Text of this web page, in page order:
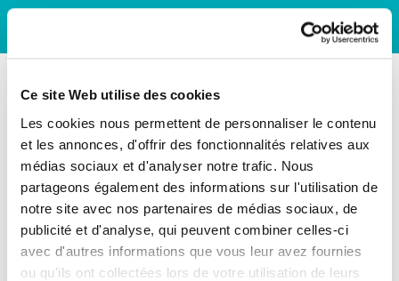
Ce site Web utilise des cookies
Les cookies nous permettent de personnaliser le contenu
et les annonces, d'offrir des fonctionnalités relatives aux
médias sociaux et d'analyser notre trafic. Nous
partageons également des informations sur l'utilisation de
notre site avec nos partenaires de médias sociaux, de
publicité et d'analyse, qui peuvent combiner celles-ci
avec d'autres informations que vous leur avez fournies
ou qu'ils ont collectées lors de votre utilisation de leurs